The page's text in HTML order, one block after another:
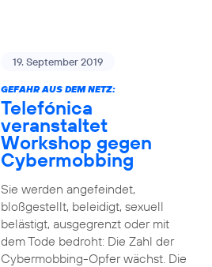
19. September 2019
GEFAHR AUS DEM NETZ:
Telefónica
veranstaltet
Workshop gegen
Cybermobbing
Sie werden angefeindet,
bloßgestellt, beleidigt, sexuell
belästigt, ausgegrenzt oder mit
dem Tode bedroht: Die Zahl der
Cybermobbing-Opfer wächst. Die